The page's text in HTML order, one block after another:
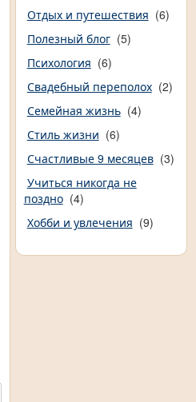
Отдых и путешествия (6)
Полезный блог (5)
Психология (6)
Свадебный переполох (2)
Семейная жизнь (4)
Стиль жизни (6)
Счастливые 9 месяцев (3)
Учиться никогда не
поздно (4)
Хобби и увлечения (9)